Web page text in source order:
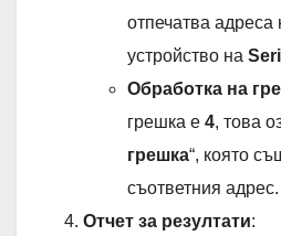
отпечатва
устройство на
Обработка на
грешка е 4, това
грешка“, която
съответния адрес.
Отчет за резултати: